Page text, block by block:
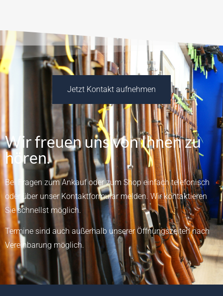
Jetzt Kontakt aufnehmen
Wir freuen uns von Ihnen zu
hören.
Bei Fragen zum Ankauf oder zum Shop einfach telefonisch
oder über unser Kontaktformularmelden.Wir kontaktieren
Sie schnellst möglich.
Termine sind auch außerhalb unserer Öffnungszeiten nach
Vereinbarung möglich.